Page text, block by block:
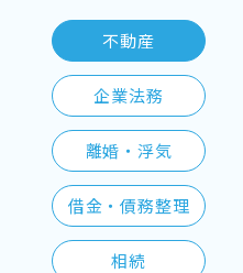
不動産
企業法務
離婚・浮気
借金・債務整理
相続